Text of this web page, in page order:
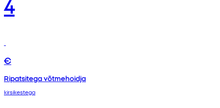
€
Ripatsitega võtmehoidja
kirsikestega